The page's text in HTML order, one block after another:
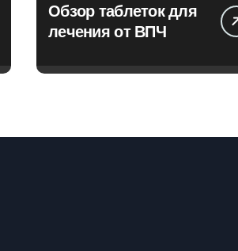
Обзор таблеток для
лечения от ВПЧ